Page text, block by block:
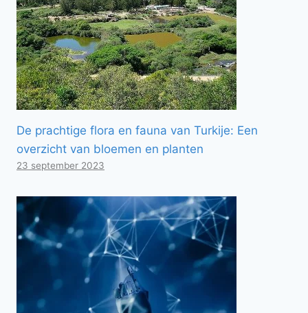
De prachtige flora en fauna van Turkije: Een
overzicht van bloemen en planten
23 september 2023